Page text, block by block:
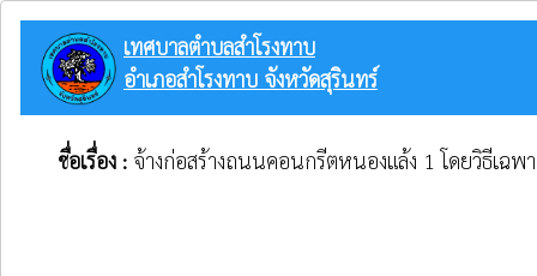
เทศบาลตำบลสำโรงทาบ
อำเภอสำโรงทาบ จังหวัดสุรินทร์
ชื่อเรื่อง : จ้างก่อสร้างถนนคอนกรีตหนองแล้ง 1 โดยวิธีเฉพา